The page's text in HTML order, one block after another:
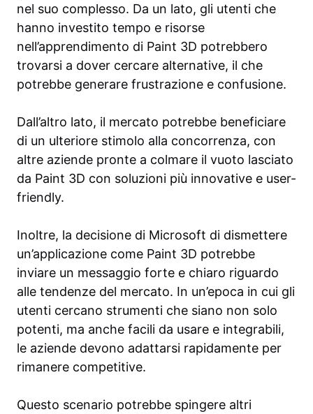
nel suo complesso. Da un lato, gli utenti che
hanno investito tempo e risorse
nell’apprendimento di Paint 3D potrebbero
trovarsi a dover cercare alternative, il che
potrebbe generare frustrazione e confusione.
Dall’altro lato, il mercato potrebbe beneficiare
di un ulteriore stimolo alla concorrenza, con
altre aziende pronte a colmare il vuoto lasciato
da Paint 3D con soluzioni più innovative e user-
friendly.
Inoltre, la decisione di Microsoft di dismettere
un’applicazione come Paint 3D potrebbe
inviare un messaggio forte e chiaro riguardo
alle tendenze del mercato. In un’epoca in cui gli
utenti cercano strumenti che siano non solo
potenti, ma anche facili da usare e integrabili,
le aziende devono adattarsi rapidamente per
rimanere competitive.
Questo scenario potrebbe spingere altri